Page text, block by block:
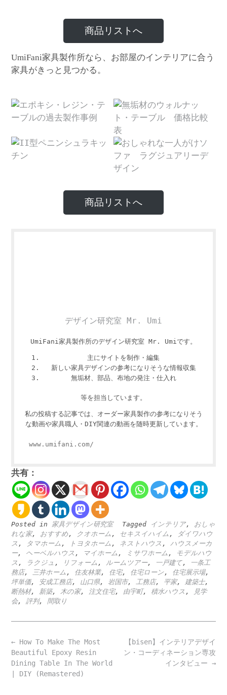
商品リストへ
UmiFani家具製作所なら、お部屋のインテリアに合う
家具がきっと見つかる。
商品リストへ
デザイン研究室 Mr. Umi
UmiFani家具製作所のデザイン研究室 Mr. Umiです。
主にサイトを制作・編集
新しい家具デザインの参考になりそうな情報収集
無垢材、部品、布地の発注・仕入れ
等を担当しています。
私の投稿する記事では、オーダー家具製作の参考になりそう
な動画や家具職人・DIY関連の動画を随時更新しています。
www.umifani.com/
共有：
Posted in 家具デザイン研究室 Tagged インテリア, おしゃ
れな家, おすすめ, クオホーム , セキスイハイム ,
ダイワハウ
ス , タマホーム , トヨタホーム , ネストハウス , ハウスメーカ
ー, ヘーベルハウス , マイホーム , ミサワホーム ,
モデルハウ
ス , ラクジュ , リフォーム , ルームツアー, 一戸建て,
一条工
務店, 三井ホーム , 住友林業, 住宅, 住宅ローン, 住宅展示場,
坪単価, 安成工務店, 山口県, 岩国市, 工務店, 平家, 建築士,
断熱材, 新築, 木の家, 注文住宅, 由宇町, 積水ハウス ,
見学
会, 評判, 間取り
Post
navigation
【bisen】インテリアデザイ
ン・コーディネーション専攻
インタビュー →
← How To Make The Most
Beautiful Epoxy Resin
Dining Table In The World
| DIY (Remastered)